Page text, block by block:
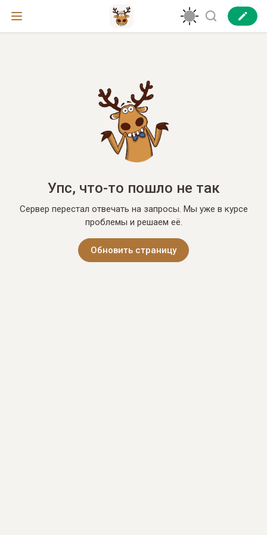
Упс, что-то пошло не так
Сервер перестал отвечать на запросы. Мы уже в курсе
проблемы и решаем её.
Обновить страницу